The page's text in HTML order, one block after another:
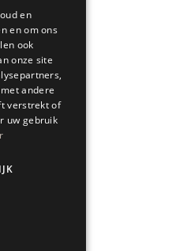
en
en om ons
ook
onze site
andere
verstrekt of
uw gebruik